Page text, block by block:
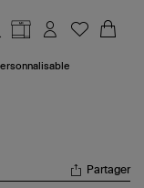
Partager